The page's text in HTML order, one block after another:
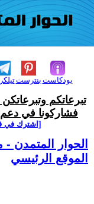
بنترست بودكاست
تبرعاتكم
فشاركونا في دعم
[اشترك في
الحوار المتمدن -
الموقع الرئيسي